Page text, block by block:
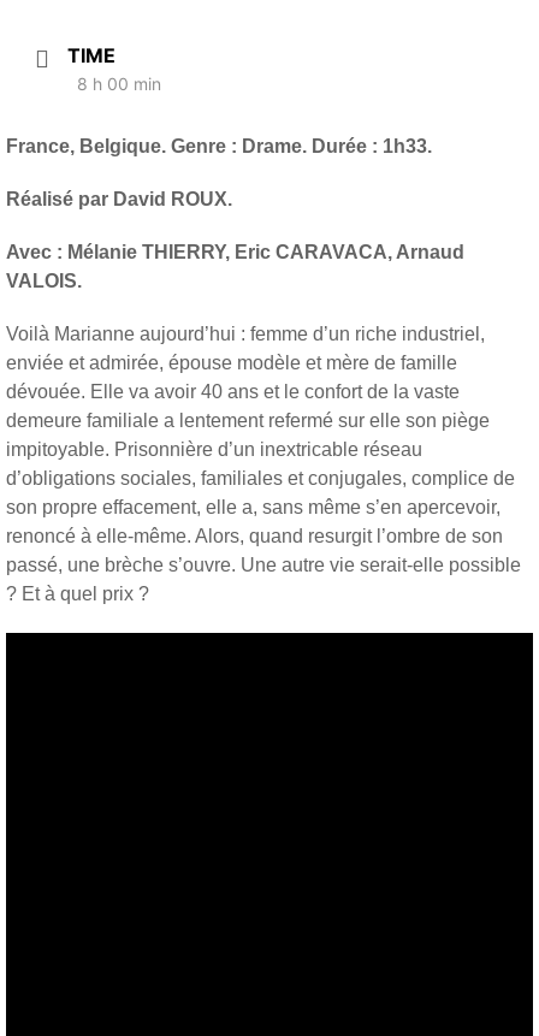
TIME
8 h 00 min
France, Belgique. Genre : Drame. Durée : 1h33.
Réalisé par David ROUX.
Avec : Mélanie THIERRY, Eric CARAVACA, Arnaud
VALOIS.
Voilà Marianne aujourd’hui : femme d’un riche industriel,
enviée et admirée, épouse modèle et mère de famille
dévouée. Elle va avoir 40 ans et le confort de la vaste
demeure familiale a lentement refermé sur elle son piège
impitoyable. Prisonnière d’un inextricable réseau
d’obligations sociales, familiales et conjugales, complice de
son propre effacement, elle a, sans même s’en apercevoir,
renoncé à elle-même. Alors, quand resurgit l’ombre de son
passé, une brèche s’ouvre. Une autre vie serait-elle possible
? Et à quel prix ?